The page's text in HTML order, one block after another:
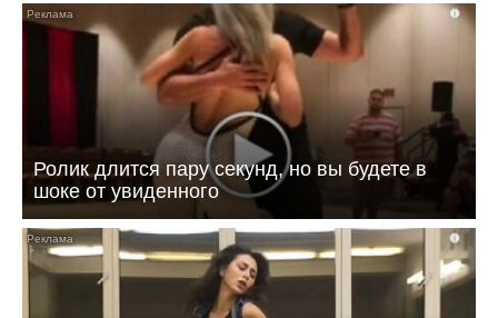
ремонту строительных машин, электросварщик. Погиб 14
июля 2026 года при выполнении специальных задач. ДО
своего 22-го дня рождения он не дожил двух недель. -
Выражаю соболезнования родным и близким Никиты
Андреевича. Наш земляк проявил несгибаемую храбрость и
преданность Отечеству. Его поступок стал символом чести и
героизма, мы будем хранить память о нем как об истинном
патриоте, защищавшем Отчизну, - выразил соболезнования
глава Балаковского района Сергей Барулин. Прощание с
Никитой Мразовым состоится сегодня, 7 августа с 10:00 до
11:00 в храме Иоанна Богослова.
i
Ролик длится пару секунд, но вы будете в
шоке от увиденного
i